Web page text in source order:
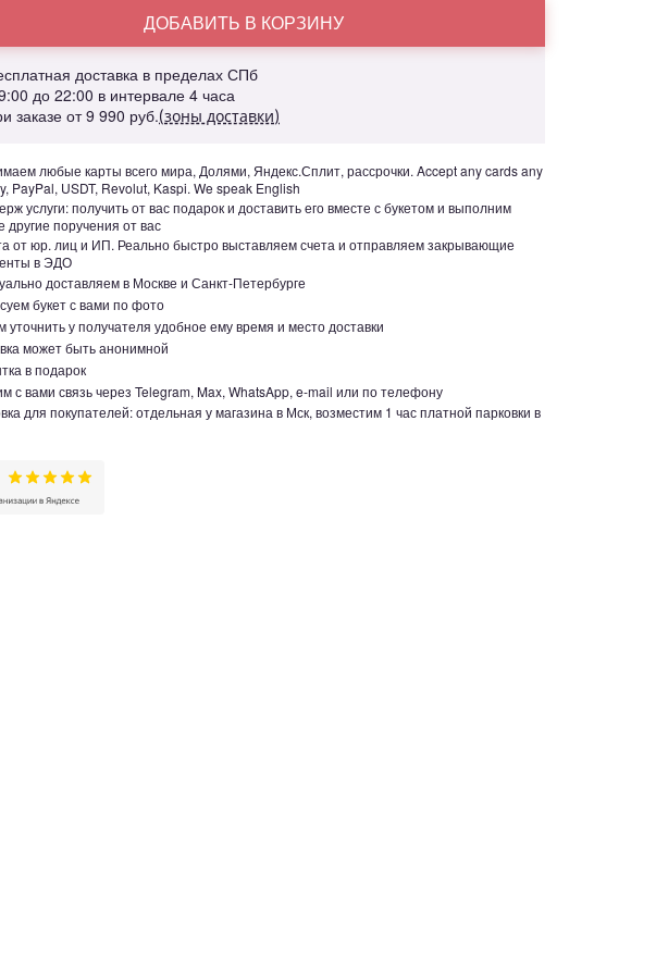
ДОБАВИТЬ В КОРЗИНУ
доставка в пределах СПб
до 22:00 в интервале 4 часа
заказе от9 990 руб.(зоны доставки)
любые карты всего мира, Долями, Яндекс.Сплит, рассрочки. Accept any cards any
PayPal, USDT, Revolut, Kaspi. We speak English
услуги: получить от вас подарок и доставить его вместе с букетом и выполним
другие поручения от вас
от юр. лиц и ИП. Реально быстро выставляем счета и отправляем закрывающие
в ЭДО
доставляем в Москве и Санкт-Петербурге
букет с вами по фото
уточнить у получателя удобное ему время и место доставки
может быть анонимной
в подарок
с вами связь через Telegram, Max, WhatsApp, e-mail или по телефону
для покупателей: отдельная у магазина в Мск, возместим 1 час платной парковки в